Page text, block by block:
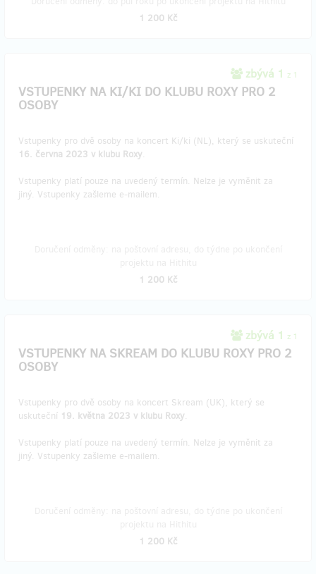
1 200 Kč
zbývá 1 z 1
VSTUPENKY NA KI/KI DO KLUBU ROXY PRO 2
OSOBY
Vstupenky pro dvě osoby na koncert Ki/ki (NL), který se uskuteční
16. června 2023 v klubu Roxy.
Vstupenky platí pouze na uvedený termín. Nelze je vyměnit za
jiný. Vstupenky zašleme e-mailem.
1 200 Kč
zbývá 1 z 1
VSTUPENKY NA SKREAM DO KLUBU ROXY PRO 2
OSOBY
Vstupenky pro dvě osoby na koncert Skream (UK), který se
uskuteční 19. května 2023 v klubu Roxy.
Vstupenky platí pouze na uvedený termín. Nelze je vyměnit za
jiný. Vstupenky zašleme e-mailem.
1 200 Kč